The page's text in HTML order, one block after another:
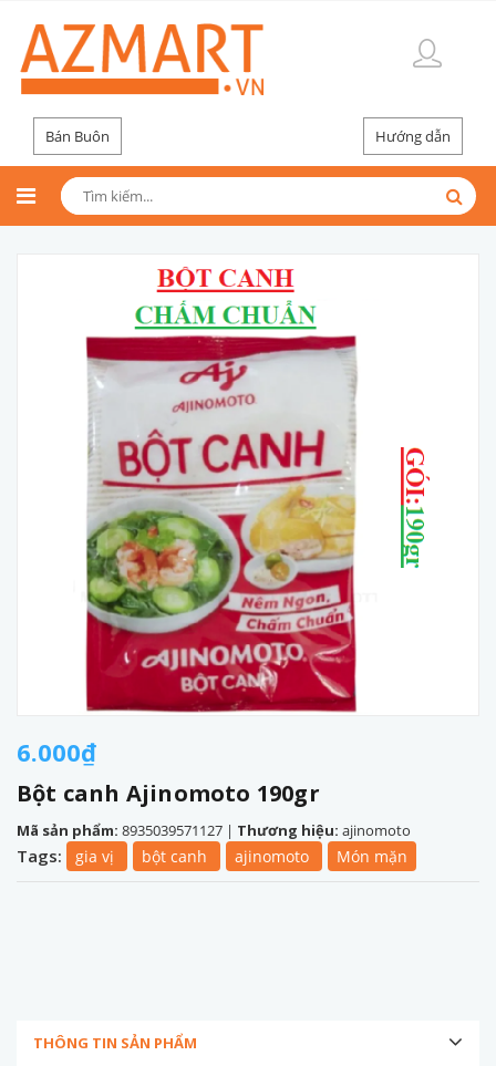
Bán Buôn Hướng dẫn
6.000₫
Bột canh Ajinomoto 190gr
Mã sản phẩm: 8935039571127 | Thương hiệu: ajinomoto
Tags: gia vị bột canh ajinomoto Món mặn
THÔNG TIN SẢN PHẨM